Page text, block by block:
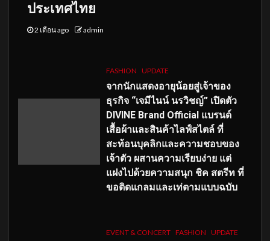
ประเทศไทย
2 เดือน ago admin
FASHION UPDATE
จากนักแสดงอายุน้อยสู่เจ้าของ
ธุรกิจ “เจมีไนน์ นรวิชญ์” เปิดตัว
DIVINE Brand Official แบรนด์
เสื้อผ้าและสินค้าไลฟ์สไตล์ ที่
สะท้อนบุคลิกและความชอบของ
เจ้าตัว ผสานความเรียบง่าย แต่
แฝงไปด้วยความสนุก ชิค สตรีท ที่
ขอติดแกลมและเท่ตามแบบฉบับ
EVENT & CONCERT FASHION UPDATE